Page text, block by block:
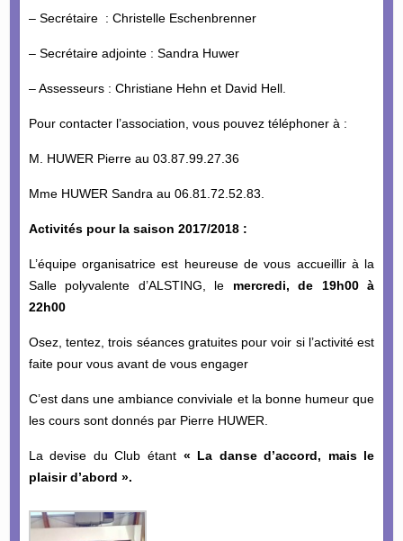
– Secrétaire : Christelle Eschenbrenner
– Secrétaire adjointe : Sandra Huwer
– Assesseurs : Christiane Hehn et David Hell.
Pour contacter l’association, vous pouvez téléphoner à :
M. HUWER Pierre au 03.87.99.27.36
Mme HUWER Sandra au 06.81.72.52.83.
Activités pour la saison 2017/2018 :
L’équipe organisatrice est heureuse de vous accueillir à la
Salle polyvalente d’ALSTING, le mercredi, de 19h00 à
22h00
Osez, tentez, trois séances gratuites pour voir si l’activité est
faite pour vous avant de vous engager
C’est dans une ambiance conviviale et la bonne humeur que
les cours sont donnés par Pierre HUWER.
La devise du Club étant« La danse d’accord, mais le
plaisir d’abord ».